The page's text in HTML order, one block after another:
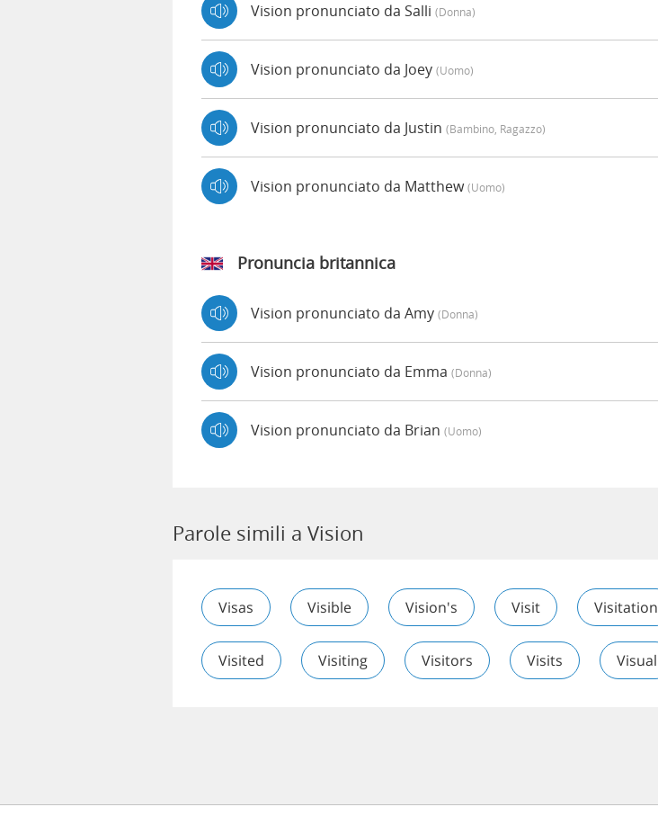
Vision pronunciato da Salli (donna)
Vision pronunciato da Joey (uomo)
Vision pronunciato da Justin (bambino, Ragazzo)
Vision pronunciato da Matthew(uomo)
Pronuncia britannica
Vision pronunciato da Amy (donna)
Vision pronunciato da Emma (donna)
Vision pronunciato da Brian (uomo)
Parole simili a Vision
Visas Visible Vision's Visit Visitation
Visited Visiting Visitors Visits Visual